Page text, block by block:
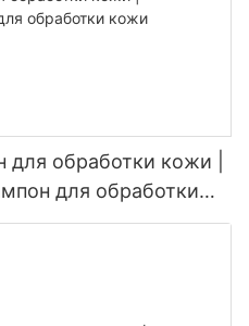
для обработки кожи |
для обработки